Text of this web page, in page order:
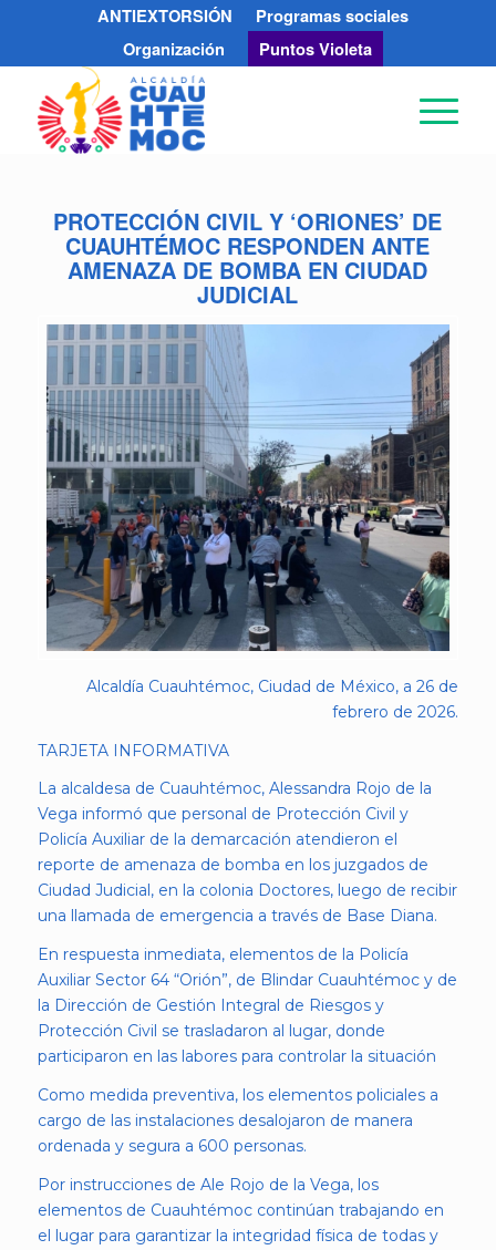
ANTIEXTORSIÓN
Programas sociales
Organización
Puntos Violeta
PROTECCIÓN CIVIL Y ‘ORIONES’ DE
CUAUHTÉMOC RESPONDEN ANTE
AMENAZA DE BOMBA EN CIUDAD
JUDICIAL
Alcaldía Cuauhtémoc, Ciudad de México, a 26 de
febrero de 2026.
TARJETA INFORMATIVA
La alcaldesa de Cuauhtémoc, Alessandra Rojo de la
Vega informó que personal de Protección Civil y
Policía Auxiliar de la demarcación atendieron el
reporte de amenaza de bomba en los juzgados de
Ciudad Judicial, en la colonia Doctores, luego de recibir
una llamada de emergencia a través de Base Diana.
En respuesta inmediata, elementos de la Policía
Auxiliar Sector 64 “Orión”, de Blindar Cuauhtémoc y de
la Dirección de Gestión Integral de Riesgos y
Protección Civil se trasladaron al lugar, donde
participaron en las labores para controlar la situación
Como medida preventiva, los elementos policiales a
cargo de las instalaciones desalojaron de manera
ordenada y segura a 600 personas.
Por instrucciones de Ale Rojo de la Vega, los
elementos de Cuauhtémoc continúan trabajando en
el lugar para garantizar la integridad física de todas y